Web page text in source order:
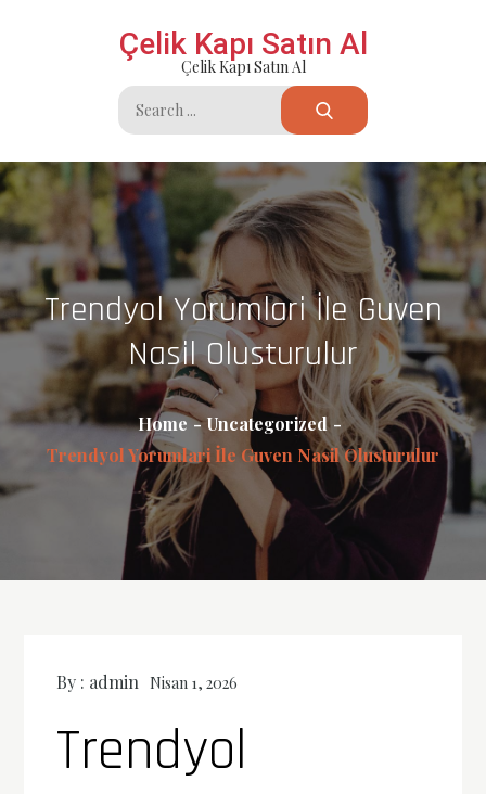
Çelik Kapı Satın Al
Çelik Kapı Satın Al
Search
for:
Trendyol Yorumlari İle Guven
Nasil Olusturulur
Home
Uncategorized
Trendyol Yorumlari İle Guven Nasil Olusturulur
By : admin Nisan 1, 2026
Trendyol